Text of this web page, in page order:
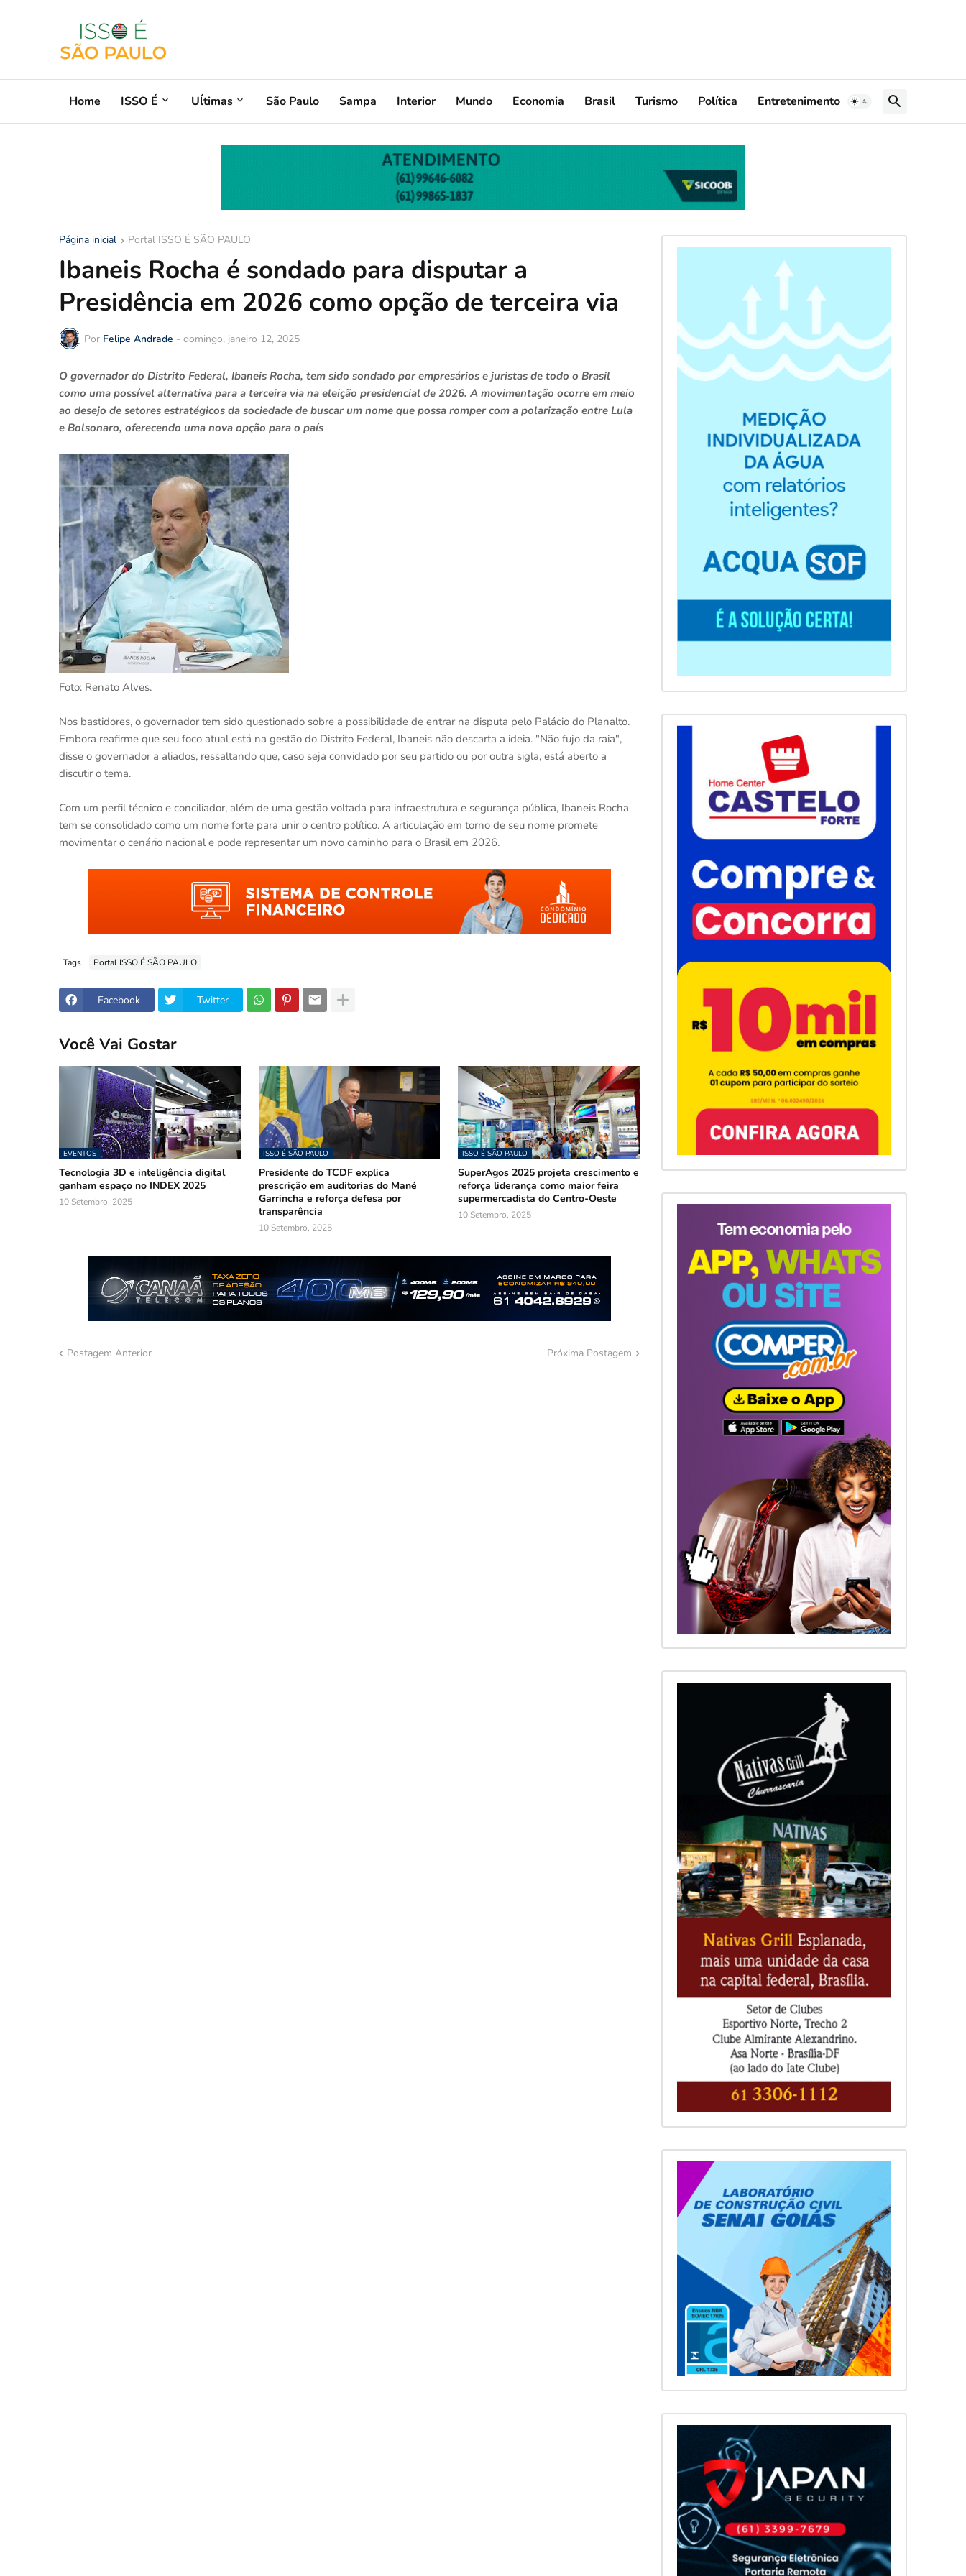
Home ISSO É Uĺtimas São Paulo Sampa Interior Mundo Economia Brasil Turismo Política Entretenimento
Página inicial Portal ISSO É SÃO PAULO
Ibaneis Rocha é sondado para disputar a
Presidência em 2026 como opção de terceira via
Por Felipe Andrade - domingo, janeiro 12, 2025
O governador do Distrito Federal, Ibaneis Rocha, tem sido sondado por empresários e juristas de todo o Brasil
como uma possível alternativa para a terceira via na eleição presidencial de 2026. A movimentação ocorre em meio
ao desejo de setores estratégicos da sociedade de buscar um nome que possa romper com a polarização entre Lula
e Bolsonaro, oferecendo uma nova opção para o país
Foto: Renato Alves.
Nos bastidores, o governador tem sido questionado sobre a possibilidade de entrar na disputa pelo Palácio do Planalto.
Embora reafirme que seu foco atual está na gestão do Distrito Federal, Ibaneis não descarta a ideia. "Não fujo da raia",
disse o governador a aliados, ressaltando que, caso seja convidado por seu partido ou por outra sigla, está aberto a
discutir o tema.
Com um perfil técnico e conciliador, além de uma gestão voltada para infraestrutura e segurança pública, Ibaneis Rocha
tem se consolidado como um nome forte para unir o centro político. A articulação em torno de seu nome promete
movimentar o cenário nacional e pode representar um novo caminho para o Brasil em 2026.
Tags Portal ISSO É SÃO PAULO
Facebook Twitter
Você Vai Gostar
EVENTOS
Tecnologia 3D e inteligência digital
ganham espaço no INDEX 2025
10 Setembro, 2025
ISSO É SÃO PAULO
Presidente do TCDF explica
prescrição em auditorias do Mané
Garrincha e reforça defesa por
transparência
10 Setembro, 2025
ISSO É SÃO PAULO
SuperAgos 2025 projeta crescimento e
reforça liderança como maior feira
supermercadista do Centro-Oeste
10 Setembro, 2025
Postagem Anterior Próxima Postagem